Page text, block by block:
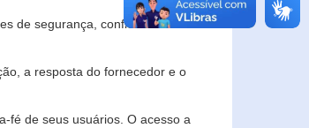
de segurança, confidencialidade
a resposta do fornecedor e o
fé de seus usuários. O acesso a